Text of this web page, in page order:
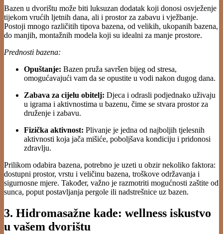
Bazen u dvorištu može biti luksuzan dodatak koji donosi osvježenje
tijekom vrućih ljetnih dana, ali i prostor za zabavu i vježbanje.
Postoji mnogo različitih tipova bazena, od velikih, ukopanih bazena,
do manjih, montažnih modela koji su idealni za manje prostore.
Prednosti bazena:
Opuštanje: Bazen pruža savršen bijeg od stresa,
omogućavajući vam da se opustite u vodi nakon dugog dana.
Zabava za cijelu obitelj: Djeca i odrasli podjednako uživaju
u igrama i aktivnostima u bazenu, čime se stvara prostor za
druženje i zabavu.
Fizička aktivnost: Plivanje je jedna od najboljih tjelesnih
aktivnosti koja jača mišiće, poboljšava kondiciju i pridonosi
zdravlju.
Prilikom odabira bazena, potrebno je uzeti u obzir nekoliko faktora:
dostupni prostor, vrstu i veličinu bazena, troškove održavanja i
sigurnosne mjere. Također, važno je razmotriti mogućnosti zaštite od
sunca, poput postavljanja pergole ili nadstrešnice uz bazen.
3. Hidromasažne kade: wellness iskustvo
u vašem dvorištu